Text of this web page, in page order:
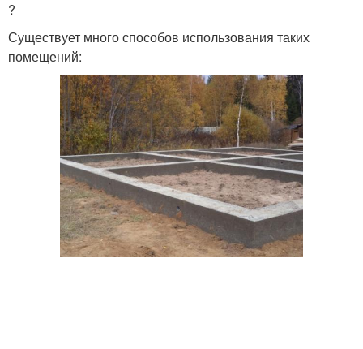
?
Существует много способов использования таких
помещений: